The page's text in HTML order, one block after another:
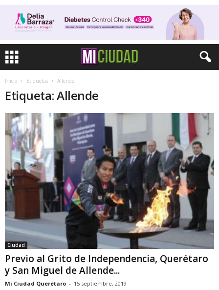
Inicio Etiquetas Allende
Etiqueta: Allende
Ciudad
Previo al Grito de Independencia, Querétaro
y San Miguel de Allende...
Mi Ciudad Querétaro - 15 septiembre, 2019